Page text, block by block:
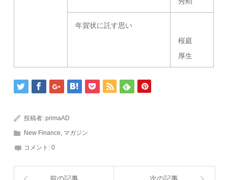
年賀状に託す思い
桜庭
厚生
投稿者:primaAD
New Finance, マガジン
コメント:0